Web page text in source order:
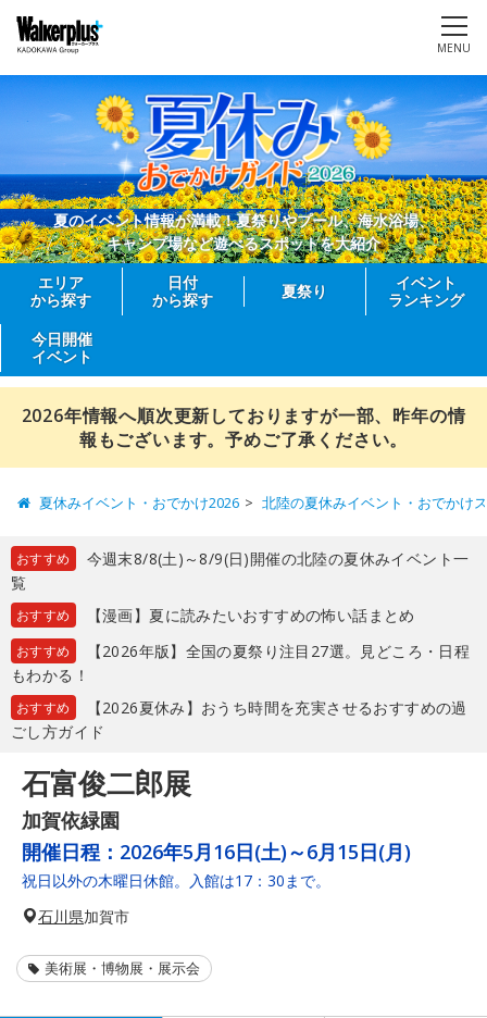
MENU
夏のイベント情報が満載！夏祭りやプール、海水浴場、
キャンプ場など遊べるスポットを大紹介
エリア
から探す
日付
から探す
夏祭り
イベント
ランキング
今日開催
イベント
2026年情報へ順次更新しておりますが一部、昨年の情
報もございます。予めご了承ください。
夏休みイベント・おでかけ2026 北陸の夏休みイベント・おでかけ
おすすめ
今週末8/8(土)～8/9(日)開催の北陸の夏休みイベント一
覧
おすすめ 【漫画】夏に読みたいおすすめの怖い話まとめ
おすすめ
【2026年版】全国の夏祭り注目27選。見どころ・日程
もわかる！
おすすめ
【2026夏休み】おうち時間を充実させるおすすめの過
ごし方ガイド
石富俊二郎展
加賀依緑園
開催日程： 2026年5月16日(土)～6月15日(月)
祝日以外の木曜日休館。入館は17：30まで。
石川県加賀市
美術展・博物展・展示会